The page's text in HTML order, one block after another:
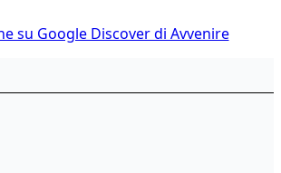
su Google Discover di Avvenire